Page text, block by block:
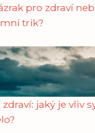
pro zdraví
trik?
jaký je vliv